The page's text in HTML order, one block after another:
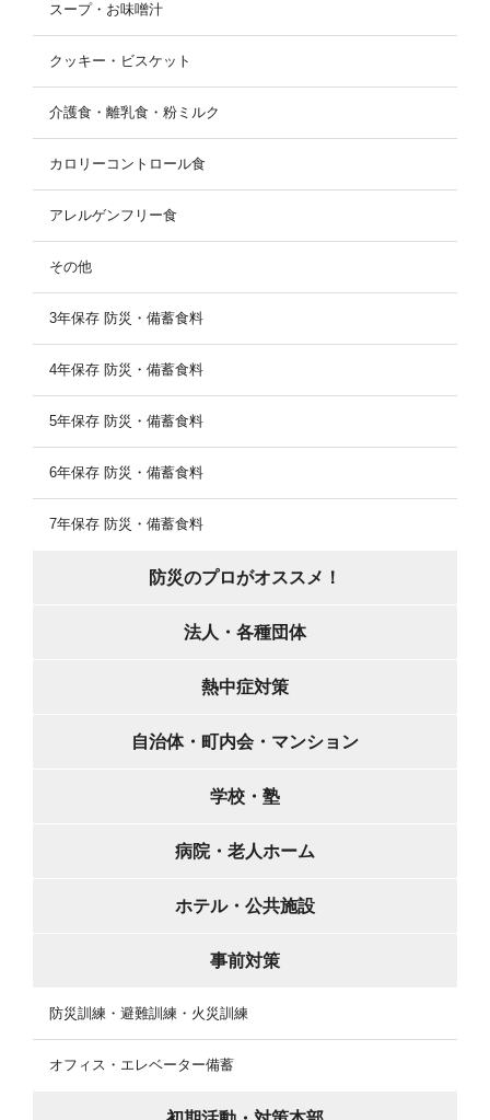
スープ・お味噌汁
クッキー・ビスケット
介護食・離乳食・粉ミルク
カロリーコントロール食
アレルゲンフリー食
その他
3年保存 防災・備蓄食料
4年保存 防災・備蓄食料
5年保存 防災・備蓄食料
6年保存 防災・備蓄食料
7年保存 防災・備蓄食料
防災のプロがオススメ！
法人・各種団体
熱中症対策
自治体・町内会・マンション
学校・塾
病院・老人ホーム
ホテル・公共施設
事前対策
防災訓練・避難訓練・火災訓練
オフィス・エレベーター備蓄